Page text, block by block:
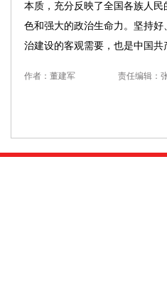
本质，充分反映了全国各族人
色和强大的政治生命力。坚持
治建设的客观需要，也是中国
作者：董建军 责任编辑：